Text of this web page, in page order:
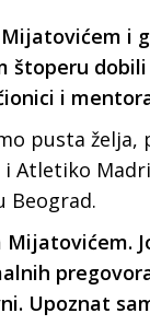
i
štoperu
i
pusta želja,
Atletiko
Beograd.
Upoznat